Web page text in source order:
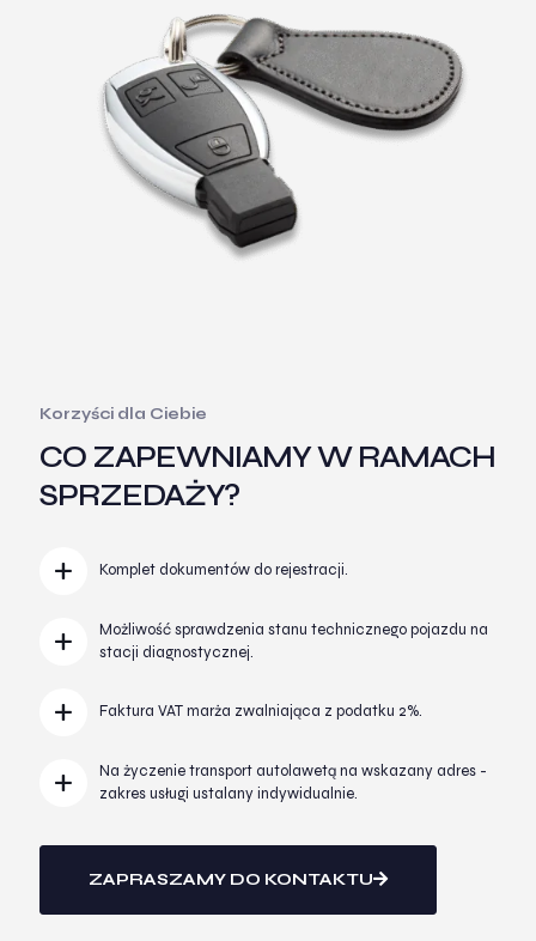
Korzyści dla Ciebie
CO ZAPEWNIAMY W RAMACH
SPRZEDAŻY?
Komplet dokumentów do rejestracji.
Możliwość sprawdzenia stanu technicznego pojazdu na
stacji diagnostycznej.
Faktura VAT marża zwalniająca z podatku 2%.
Na życzenie transport autolawetą na wskazany adres -
zakres usługi ustalany indywidualnie.
ZAPRASZAMY DO KONTAKTU